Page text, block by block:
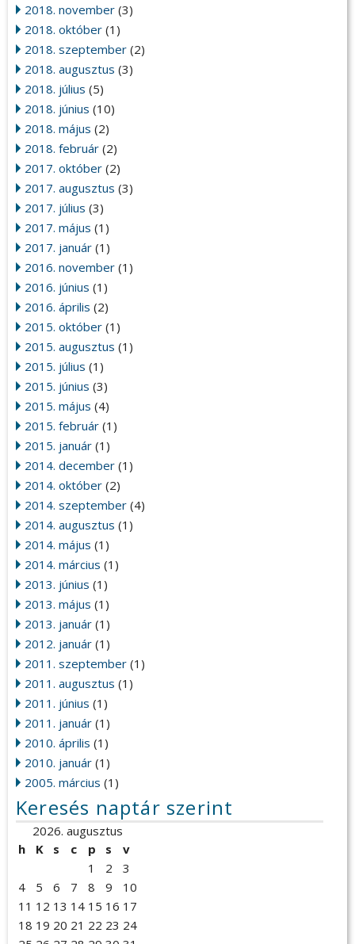
2018. november (3)
2018. október (1)
2018. szeptember (2)
2018. augusztus (3)
2018. július (5)
2018. június (10)
2018. május (2)
2018. február (2)
2017. október (2)
2017. augusztus (3)
2017. július (3)
2017. május (1)
2017. január (1)
2016. november (1)
2016. június (1)
2016. április (2)
2015. október (1)
2015. augusztus (1)
2015. július (1)
2015. június (3)
2015. május (4)
2015. február (1)
2015. január (1)
2014. december (1)
2014. október (2)
2014. szeptember (4)
2014. augusztus (1)
2014. május (1)
2014. március (1)
2013. június (1)
2013. május (1)
2013. január (1)
2012. január (1)
2011. szeptember (1)
2011. augusztus (1)
2011. június (1)
2011. január (1)
2010. április (1)
2010. január (1)
2005. március (1)
Keresés naptár szerint
2026. augusztus
h
K s c p s
v
1
2
3
4
5 6 7 8 9
10
11 12 13 14 15 16 17
18 19 20 21 22 23 24